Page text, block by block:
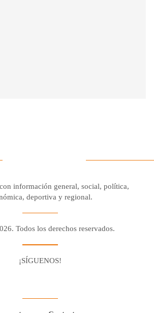
información general, social, política,
deportiva y regional.
Todos los derechos reservados.
¡SÍGUENOS!